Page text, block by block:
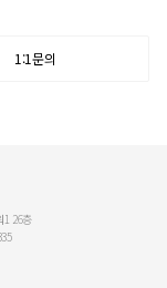
1:1문의
1 26층